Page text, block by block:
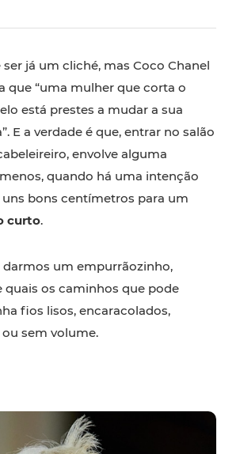
ser já um cliché, mas Coco Chanel
que “uma mulher que corta o
está prestes a mudar a sua
E a verdade é que, entrar no salão
envolve alguma
quando há uma intenção
bons centímetros para um
curto.
darmos um empurrãozinho,
os caminhos que pode
fios lisos, encaracolados,
sem volume.